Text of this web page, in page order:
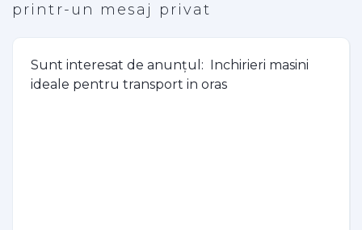
printr-un mesaj privat